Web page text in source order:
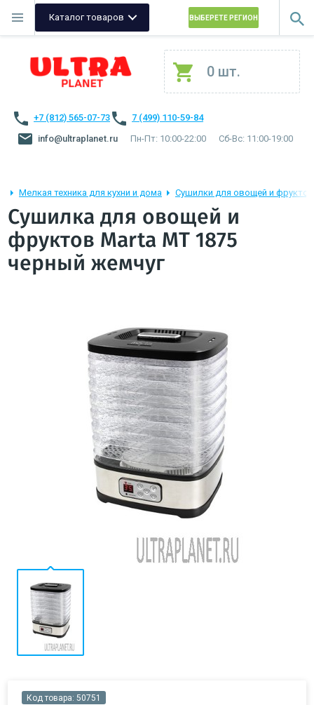
Каталог товаров ВЫБЕРЕТЕ РЕГИОН
0 шт.
+7 (812) 565-07-73
7 (499) 110-59-84
info@ultraplanet.ru
Пн-Пт: 10:00-22:00 Сб-Вс: 11:00-19:00
Мелкая техника для кухни и дома Сушилки для овощей и фруктов
Сушилка для овощей и
фруктов Marta MT 1875
черный жемчуг
Код товара: 50751